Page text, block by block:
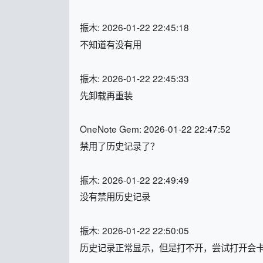
振木: 2026-01-22 22:45:18
不知道有没有用
振木: 2026-01-22 22:45:33
先卸载再重装
OneNote Gem: 2026-01-22 22:47:52
禁用了历史记录了？
振木: 2026-01-22 22:49:49
没有禁用历史记录
振木: 2026-01-22 22:50:05
历史记录正常显示，但是打不开，尝试打开会